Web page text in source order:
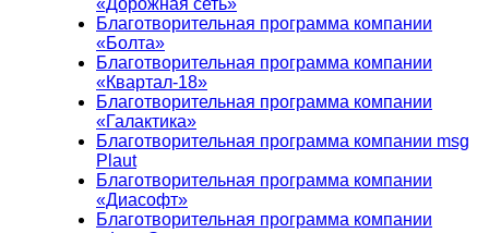
«Дорожная сеть»
Благотворительная программа компании
«Болта»
Благотворительная программа компании
«Квартал-18»
Благотворительная программа компании
«Галактика»
Благотворительная программа компании msg
Plaut
Благотворительная программа компании
«Диасофт»
Благотворительная программа компании